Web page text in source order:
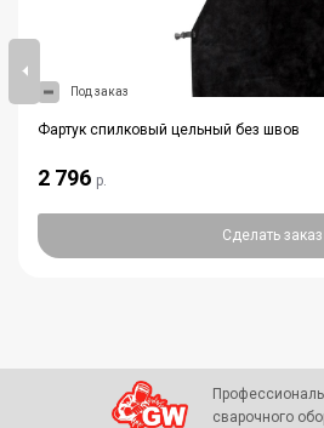
Под заказ
Фартук спилковый цельный без швов
2 796 р.
Сделать заказ
сварочного